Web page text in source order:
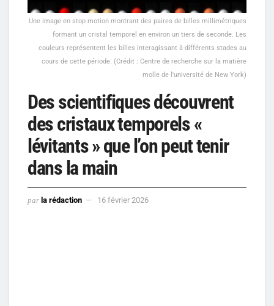
Une image en stop motion montrant des paires de billes millimétriques
formant un cristal temporel en environ un tiers de seconde. Les
couleurs représentent les billes interagissant à différents stades au
cours de cette période. (Crédit : Centre de recherche sur la matière
molle de l'université de New York)
Des scientifiques découvrent
des cristaux temporels «
lévitants » que l’on peut tenir
dans la main
par la rédaction 16 février 2026